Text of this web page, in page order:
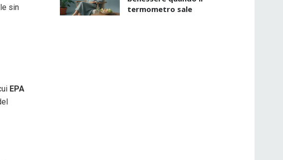
sin
EPA
termometro sale